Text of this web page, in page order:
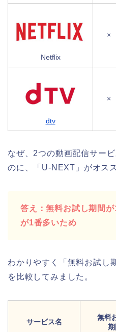
Netflix
×
dtv
×
なぜ、2つの動画配信サー
のに、「U-NEXT」がオス
答え：無料お試し期間
が1番多いため
わかりやすく「無料お試し
を比較してみました。
サービス名
無料
期